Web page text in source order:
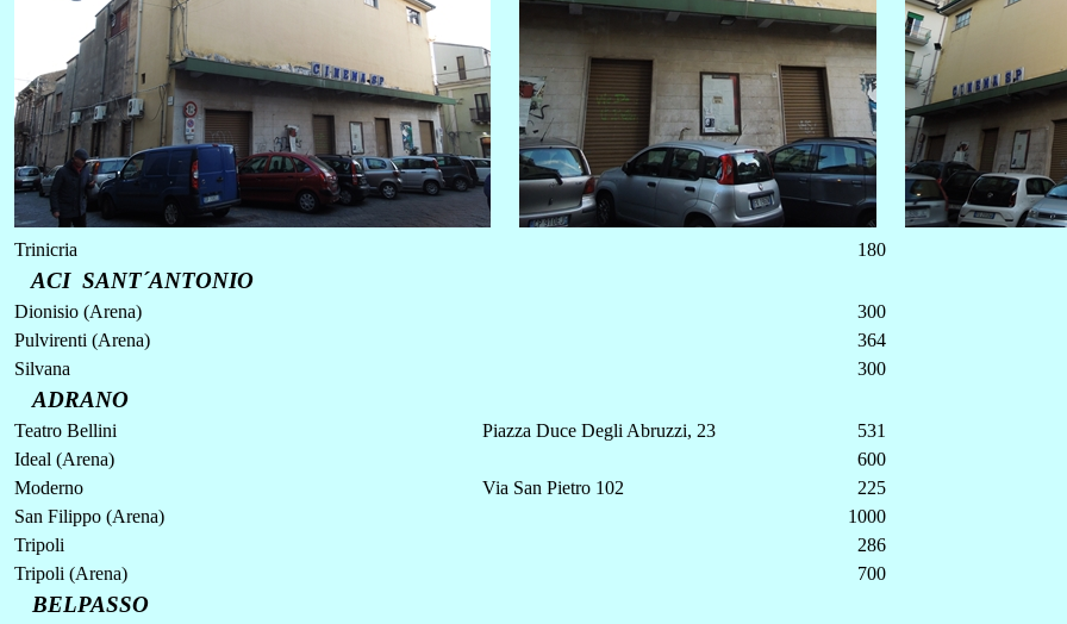
Trinicria 180
ACI SANT´ANTONIO
Dionisio (Arena)
300
Pulvirenti (Arena)
364
Silvana
300
ADRANO
Teatro Bellini Piazza Duce Degli Abruzzi, 23
531
Ideal (Arena)
600
Moderno
Via San Pietro 102
225
San Filippo (Arena)
1000
Tripoli
286
Tripoli (Arena)
700
BELPASSO